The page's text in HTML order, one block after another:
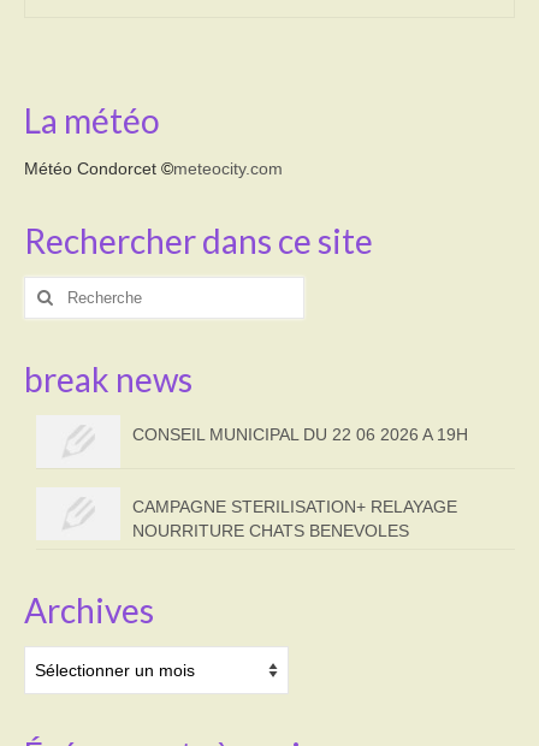
La météo
Météo Condorcet ©meteocity.com
Rechercher dans ce site
Rechercher
break news
CONSEIL MUNICIPAL DU 22 06 2026 A 19H
CAMPAGNE STERILISATION+ RELAYAGE
NOURRITURE CHATS BENEVOLES
Archives